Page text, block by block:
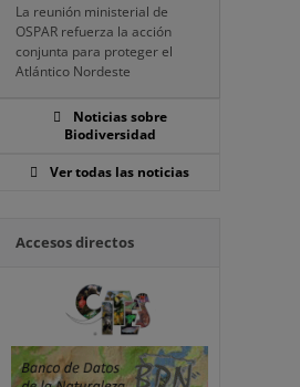
La reunión ministerial de
OSPAR refuerza la acción
conjunta para proteger el
Atlántico Nordeste
Noticias sobre
Biodiversidad
Ver todas las noticias
Accesos directos